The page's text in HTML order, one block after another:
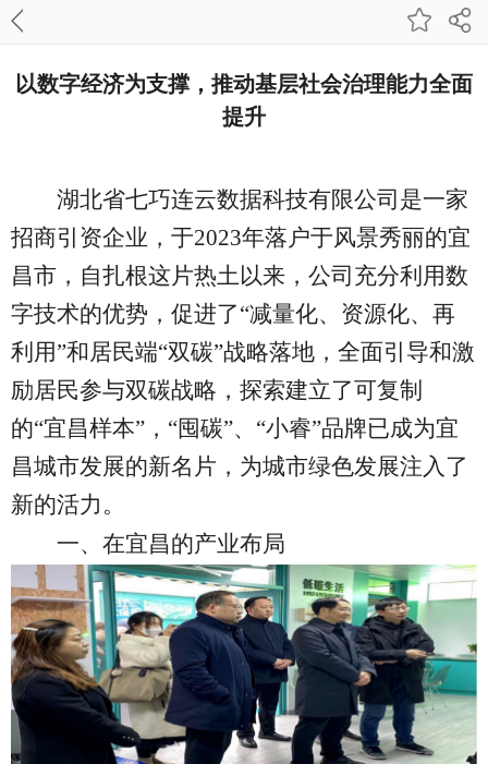
以数字经济为支撑，推动基层社会治理能力全面
提升
湖北省七巧连云数据科技有限公司是一家
招商引资企业，于2023年落户于风景秀丽的宜
昌市，自扎根这片热土以来，公司充分利用数
字技术的优势，促进了“减量化、资源化、再
利用”和居民端“双碳”战略落地，全面引导和激
励居民参与双碳战略，探索建立了可复制
的“宜昌样本”，“囤碳”、“小睿”品牌已成为宜
昌城市发展的新名片，为城市绿色发展注入了
新的活力。
一、在宜昌的产业布局